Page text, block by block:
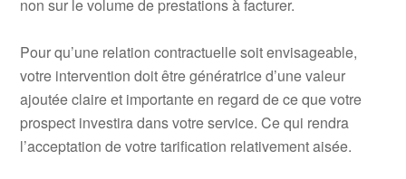
non sur le volume de prestations à facturer.
Pour qu’une relation contractuelle soit envisageable,
votre intervention doit être génératrice d’une valeur
ajoutée claire et importante en regard de ce que votre
prospect investira dans votre service. Ce qui rendra
l’acceptation de votre tarification relativement aisée.